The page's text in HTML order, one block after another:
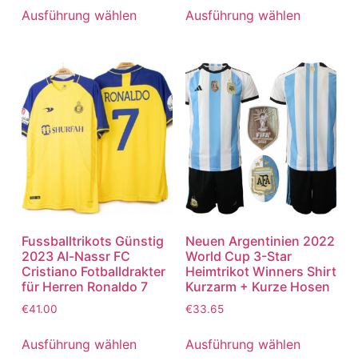
Ausführung wählen Ausführung wählen
Fussballtrikots Günstig
2023 Al-Nassr FC
Cristiano Fotballdrakter
für Herren Ronaldo 7
€41.00
Ausführung wählen
Neuen Argentinien 2022
World Cup 3-Star
Heimtrikot Winners Shirt
Kurzarm + Kurze Hosen
€33.65
Ausführung wählen